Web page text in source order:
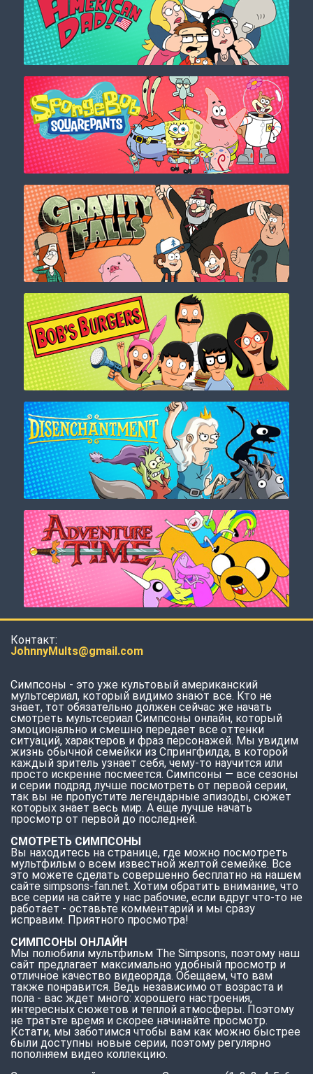
Контакт:
JohnnyMults@gmail.com
Симпсоны - это уже культовый американский
мультсериал, который видимо знают все. Кто не
знает, тот обязательно должен сейчас же начать
смотреть мультсериал Симпсоны онлайн, который
эмоционально и смешно передает все оттенки
ситуаций, характеров и фраз персонажей. Мы увидим
жизнь обычной семейки из Спрингфилда, в которой
каждый зритель узнает себя, чему-то научится или
просто искренне посмеется. Симпсоны — все сезоны
и серии подряд лучше посмотреть от первой серии,
так вы не пропустите легендарные эпизоды, сюжет
которых знает весь мир. А еще лучше начать
просмотр от первой до последней.
СМОТРЕТЬ СИМПСОНЫ
Вы находитесь на странице, где можно посмотреть
мультфильм о всем известной желтой семейке. Все
это можете сделать совершенно бесплатно на нашем
сайте simpsons-fan.net. Хотим обратить внимание, что
все серии на сайте у нас рабочие, если вдруг что-то не
работает - оставьте комментарий и мы сразу
исправим. Приятного просмотра!
СИМПСОНЫ ОНЛАЙН
Мы полюбили мультфильм The Simpsons, поэтому наш
сайт предлагает максимально удобный просмотр и
отличное качество видеоряда. Обещаем, что вам
также понравится. Ведь независимо от возраста и
пола - вас ждет много: хорошего настроения,
интересных сюжетов и теплой атмосферы. Поэтому
не тратьте время и скорее начинайте просмотр.
Кстати, мы заботимся чтобы вам как можно быстрее
были доступны новые серии, поэтому регулярно
пополняем видео коллекцию.